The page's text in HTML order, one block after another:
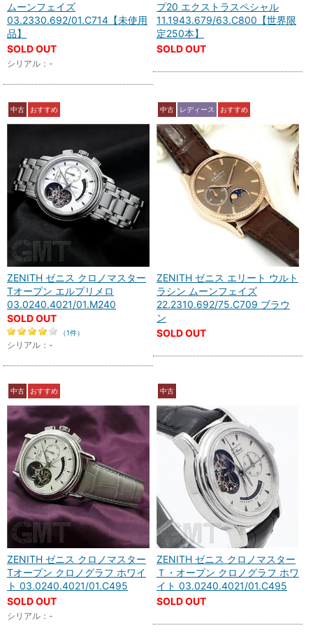
ムーンフェイズ
03.2330.692/01.C714【未使用
品】
SOLD OUT
シリアル：-
プ20 エクストラスペシャル
11.1943.679/63.C800【世界限
定250本】
SOLD OUT
中古 おすすめ
ZENITH ゼニス クロノマスター
Tオープン エルプリメロ
03.0240.4021/01.M240
SOLD OUT
（1件）
シリアル：-
中古 レディース おすすめ
ZENITH ゼニス エリート ウルト
ラシン ムーンフェイズ
22.2310.692/75.C709 ブラウ
ン
SOLD OUT
中古 おすすめ
ZENITH ゼニス クロノマスター
Tオープン クロノグラフ ホワイ
ト 03.0240.4021/01.C495
SOLD OUT
シリアル：-
中古
ZENITH ゼニス クロノマスター
Ｔ・オープン クロノグラフ ホワ
イト 03.0240.4021/01.C495
SOLD OUT